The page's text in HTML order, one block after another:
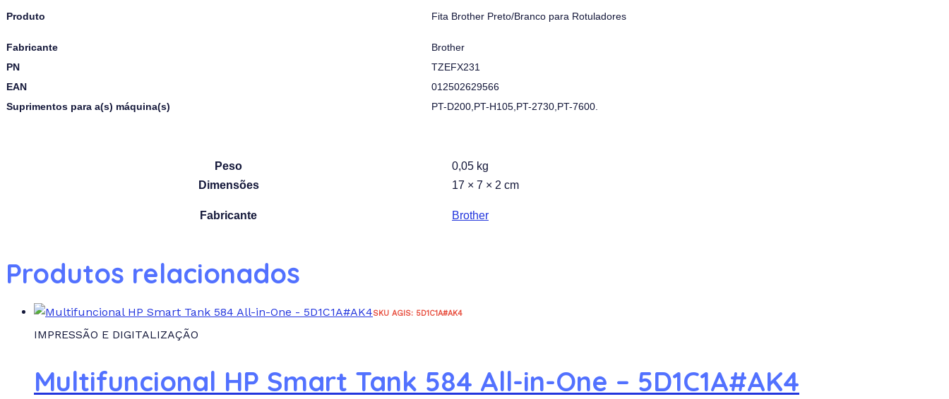
Produto Fita Brother Preto/Branco para Rotuladores
Fabricante
Brother
PN
TZEFX231
EAN
012502629566
Suprimentos para a(s) máquina(s)
PT-D200,PT-H105,PT-2730,PT-7600.
Peso
0,05 kg
Dimensões
17 × 7 × 2 cm
Fabricante Brother
Produtos relacionados
SKU AGIS: 5D1C1A#AK4
IMPRESSÃO E DIGITALIZAÇÃO
Multifuncional HP Smart Tank 584 All-in-One – 5D1C1A#AK4